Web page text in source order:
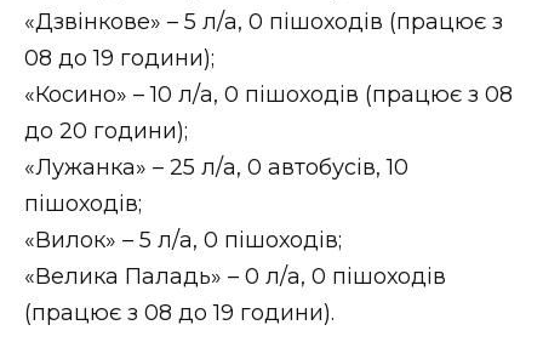
«Дзвінкове» – 5 л/а, 0 пішоходів (працює з
08 до 19 години);
«Косино» – 10 л/а, 0 пішоходів (працює з 08
до 20 години);
«Лужанка» – 25 л/а, 0 автобусів, 10
пішоходів;
«Вилок» – 5 л/а, 0 пішоходів;
«Велика Паладь» – 0 л/а, 0 пішоходів
(працює з 08 до 19 години).